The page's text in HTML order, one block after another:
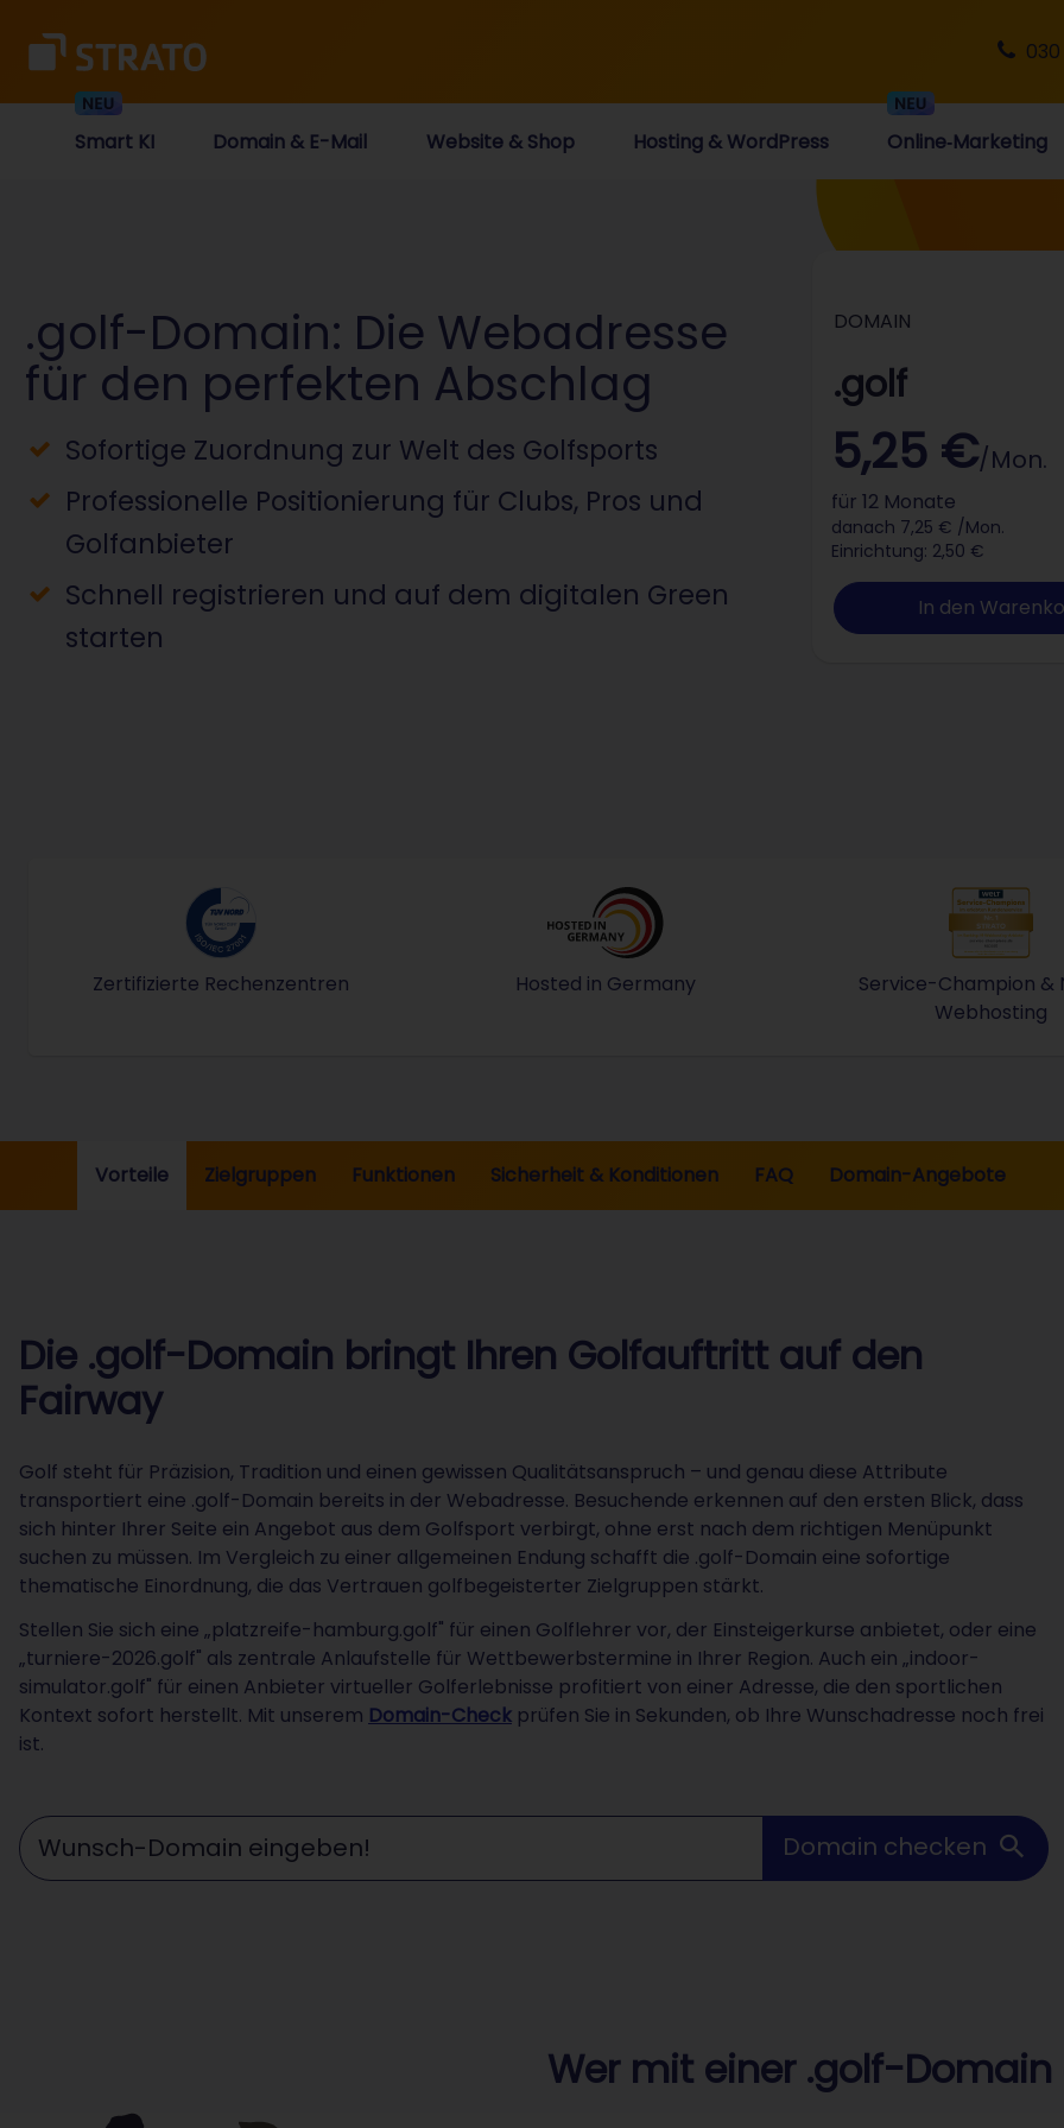
Smart KI Domain & E-Mail Website & Shop Hosting & WordPress Online‑Marketing
.golf-Domain: Die Webadresse
für den perfekten Abschlag
Sofortige Zuordnung zur Welt des Golfsports
Professionelle Positionierung für Clubs, Pros und
Golfanbieter
Schnell registrieren und auf dem digitalen Green
starten
DOMAIN
.golf
5,25 €/Mon.
für 12 Monate
danach 7,25 € /Mon.
Einrichtung: 2,50 €
In den
Zertifizierte Rechenzentren
Hosted in Germany
Bei STRATO können Sie sicher sein, dass Ihre
Service-Champion &
Webhosting
Vorteile Zielgruppen Funktionen Sicherheit & Konditionen FAQ Domain-Angebote
Die .golf-Domain bringt Ihren Golfauftritt auf den
Fairway
Golf steht für Präzision, Tradition und einen gewissen Qualitätsanspruch – und genau diese Attribute
transportiert eine .golf-Domain bereits in der Webadresse. Besuchende erkennen auf den ersten Blick, dass
sich hinter Ihrer Seite ein Angebot aus dem Golfsport verbirgt, ohne erst nach dem richtigen Menüpunkt
suchen zu müssen. Im Vergleich zu einer allgemeinen Endung schafft die .golf-Domain eine sofortige
thematische Einordnung, die das Vertrauen golfbegeisterter Zielgruppen stärkt.
Stellen Sie sich eine „platzreife-hamburg.golf" für einen Golflehrer vor, der Einsteigerkurse anbietet, oder eine
„turniere-2026.golf" als zentrale Anlaufstelle für Wettbewerbstermine in Ihrer Region. Auch ein „indoor-
simulator.golf" für einen Anbieter virtueller Golferlebnisse profitiert von einer Adresse, die den sportlichen
Kontext sofort herstellt. Mit unserem Domain-Check prüfen Sie in Sekunden, ob Ihre Wunschadresse noch frei
ist.
Wunschdomain eingeben ...
Domain checken
Wer mit einer .golf-